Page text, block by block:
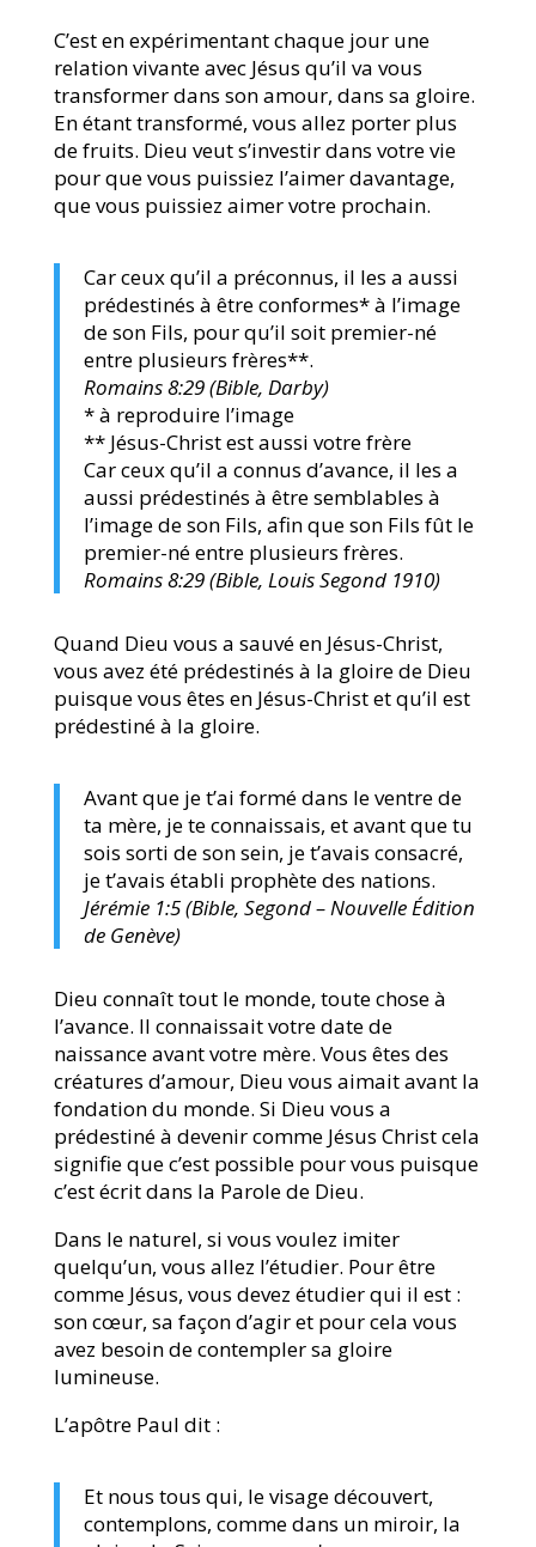
C’est en expérimentant chaque jour une
relation vivante avec Jésus qu’il va vous
transformer dans son amour, dans sa gloire.
En étant transformé, vous allez porter plus
de fruits. Dieu veut s’investir dans votre vie
pour que vous puissiez l’aimer davantage,
que vous puissiez aimer votre prochain.
Car ceux qu’il a préconnus, il les a aussi
prédestinés à être conformes* à l’image
de son Fils, pour qu’il soit premier-né
entre plusieurs frères**.
Romains 8:29 (Bible, Darby)
* à reproduire l’image
** Jésus-Christ est aussi votre frère
Car ceux qu’il a connus d’avance, il les a
aussi prédestinés à être semblables à
l’image de son Fils, afin que son Fils fût le
premier-né entre plusieurs frères.
Romains 8:29 (Bible, Louis Segond 1910)
Quand Dieu vous a sauvé en Jésus-Christ,
vous avez été prédestinés à la gloire de Dieu
puisque vous êtes en Jésus-Christ et qu’il est
prédestiné à la gloire.
Avant que je t’ai formé dans le ventre de
ta mère, je te connaissais, et avant que tu
sois sorti de son sein, je t’avais consacré,
je t’avais établi prophète des nations.
Jérémie 1:5 (Bible, Segond – Nouvelle Édition
de Genève)
Dieu connaît tout le monde, toute chose à
l’avance. Il connaissait votre date de
naissance avant votre mère. Vous êtes des
créatures d’amour, Dieu vous aimait avant la
fondation du monde. Si Dieu vous a
prédestiné à devenir comme Jésus Christ cela
signifie que c’est possible pour vous puisque
c’est écrit dans la Parole de Dieu.
Dans le naturel, si vous voulez imiter
quelqu’un, vous allez l’étudier. Pour être
comme Jésus, vous devez étudier qui il est :
son cœur, sa façon d’agir et pour cela vous
avez besoin de contempler sa gloire
lumineuse.
L’apôtre Paul dit :
Et nous tous qui, le visage découvert,
contemplons, comme dans un miroir, la